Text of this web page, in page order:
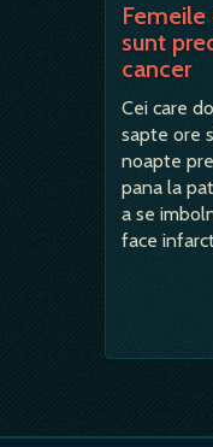
sunt
cancer
Cei care
sapte ore
noapte
pana la
a se
face